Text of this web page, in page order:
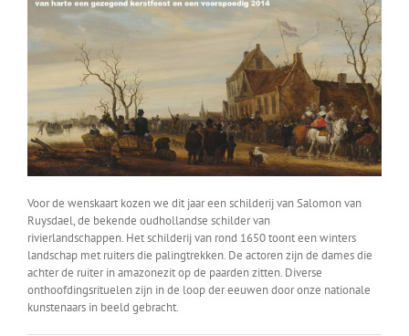
Voor de wenskaart kozen we dit jaar een schilderij van Salomon van
Ruysdael, de bekende oudhollandse schilder van
rivierlandschappen. Het schilderij van rond 1650 toont een winters
landschap met ruiters die palingtrekken. De actoren zijn de dames die
achter de ruiter in amazonezit op de paarden zitten. Diverse
onthoofdingsrituelen zijn in de loop der eeuwen door onze nationale
kunstenaars in beeld gebracht.